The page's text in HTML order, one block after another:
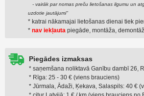
- vairāk par nomas preču lietošanas ilgumu un
uzdotie jautājumi"
* katrai nākamajai lietošanas dienai tiek
* nav iekļauta piegāde, montāža,
Piegādes izmaksas
* saņemšana noliktavā Ganību dambī 26,
* Rīga: 25 - 30 € (viens brauciens)
* Jūrmala, Ādaži, Ķekava, Salaspils: 40 €